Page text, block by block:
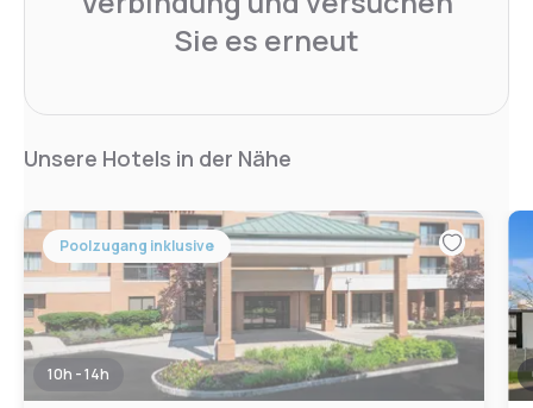
Sie es erneut
Unsere Hotels in der Nähe
Poolzugang inklusive
10h - 14h